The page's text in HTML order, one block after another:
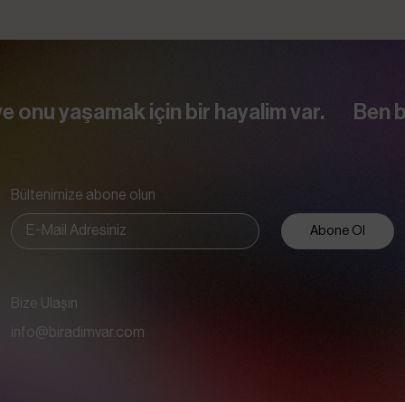
için bir hayalim var. Ben bir
Bültenimize abone olun
Abone Ol
Bize Ulaşın
info@biradimvar.com